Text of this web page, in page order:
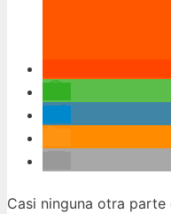
Casi ninguna otra